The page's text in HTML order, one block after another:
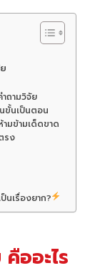
ำถามวิจัย
ขั้นเป็นตอน
มข้ามเด็ดขาด
รง
นเรื่องยาก?
ออะไร